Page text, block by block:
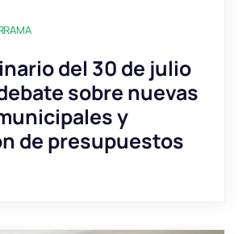
del 30 de julio
sobre nuevas
y
de presupuestos